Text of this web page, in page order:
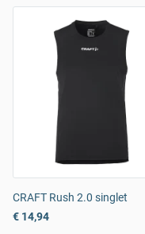
CRAFT Rush 2.0 singlet
€ 14,94